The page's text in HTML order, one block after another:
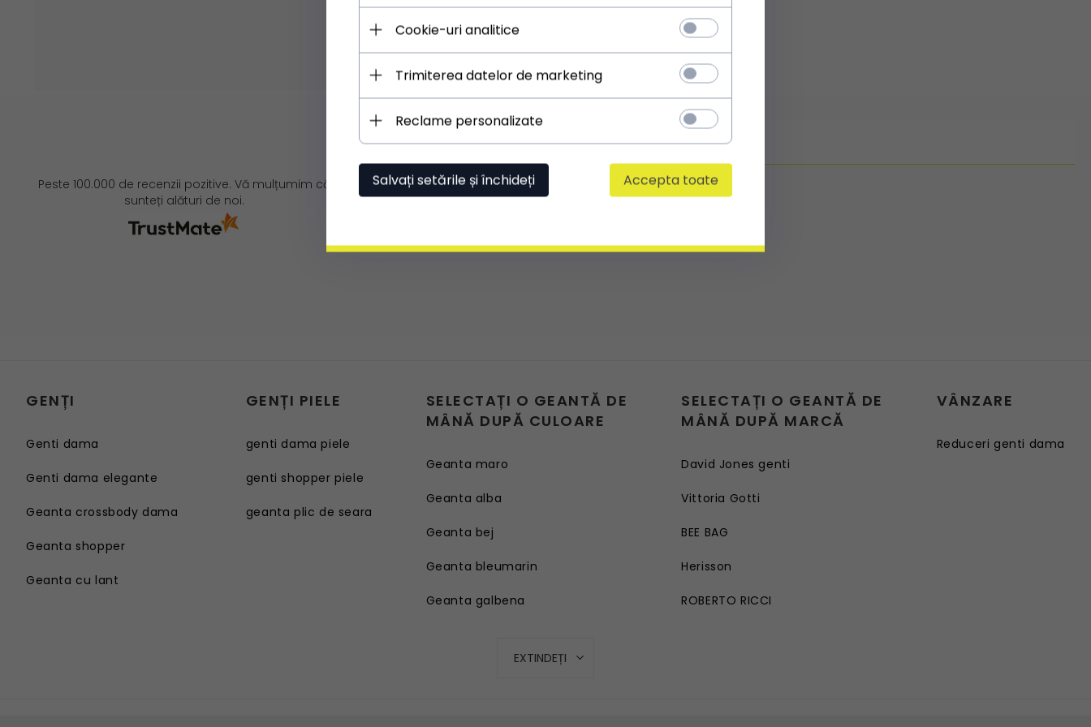
LUNGIME REGLABILĂ**:
sau bretelelor
Peste 100.000 de recenzii pozitive. Vă mulțumim că
sunteți alături de noi.
O geantă foarte decent făcută.
GENȚI
Genti dama
Genti dama elegante
Geanta crossbody dama
Geanta shopper
Geanta cu lant
GENȚI PIELE
genti dama piele
genti shopper piele
geanta plic de seara
SELECTAȚI O GEANTĂ DE
MÂNĂ DUPĂ CULOARE
Geanta maro
Geanta alba
Geanta bej
Geanta bleumarin
Geanta galbena
SELECTAȚI O GEANTĂ DE
MÂNĂ DUPĂ MARCĂ
David Jones genti
Vittoria Gotti
BEE BAG
Herisson
ROBERTO RICCI
VÂNZARE
Reduceri genti dama
EXTINDEȚI
Cookie-uri analitice
Trimiterea datelor de marketing
Reclame personalizate
Salvați setările și închideți Accepta toate